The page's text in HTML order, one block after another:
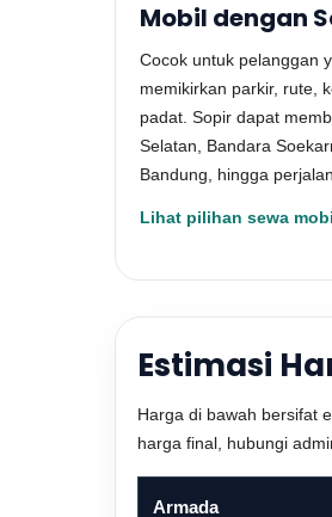
Mobil dengan
Cocok untuk pelanggan
memikirkan parkir, rute,
padat. Sopir dapat
Selatan, Bandara
Bandung, hingga
Lihat pilihan sewa
Estimasi
Harga di bawah bersifat
harga final, hubungi
Armada